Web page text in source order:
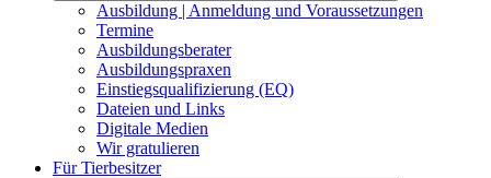
Ausbildung | Anmeldung und Voraussetzungen
Termine
Ausbildungsberater
Ausbildungspraxen
Einstiegsqualifizierung (EQ)
Dateien und Links
Digitale Medien
Wir gratulieren
Für Tierbesitzer